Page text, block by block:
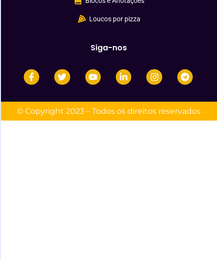
Loucos por pizza
Siga-nos
© Copyright 2023 – Todos os direitos reservados